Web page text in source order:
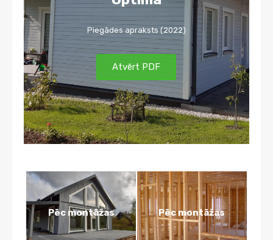
Piegādes apraksts (2022)
Atvērt PDF
Pēc montāžas Pēc montāžas